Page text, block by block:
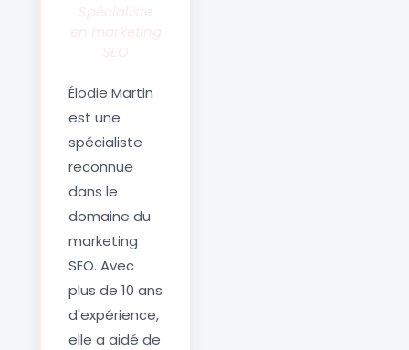
Spécialiste
en marketing
SEO
Élodie Martin
est une
spécialiste
reconnue
dans le
domaine du
marketing
SEO. Avec
plus de 10 ans
d'expérience,
elle a aidé de